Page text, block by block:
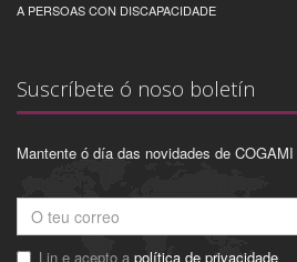
A PERSOAS CON DISCAPACIDADE
Suscríbete ó noso boletín
Mantente ó día das novidades de
Lin e acepto a política de privacidade